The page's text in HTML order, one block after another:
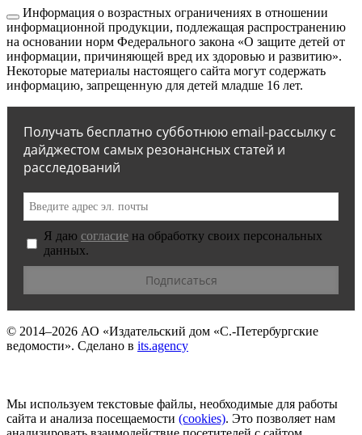
Информация о возрастных ограничениях в отношении
информационной продукции, подлежащая распространению
на основании норм Федерального закона «О защите детей от
информации, причиняющей вред их здоровью и развитию».
Некоторые материалы настоящего сайта могут содержать
информацию, запрещенную для детей младше 16 лет.
Получать бесплатно субботнюю email-рассылку с
дайджестом самых резонансных статей и
расследований
Я даю согласие на обработку своих персональных
данных.
© 2014–2026 АО «Издательский дом «С.-Петербургские
ведомости». Сделано в its.agency
Мы используем текстовые файлы, необходимые для работы
сайта и анализа посещаемости (сookies). Это позволяет нам